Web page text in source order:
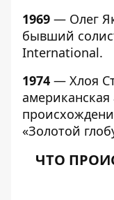
1969 — Олег
бывший
International.
1974 — Хлоя
американская
«Золотой
ЧТО